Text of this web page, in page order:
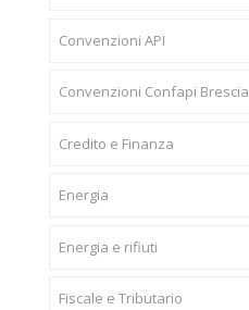
Convenzioni API
Convenzioni Confapi Brescia
Credito e Finanza
Energia
Energia e rifiuti
Fiscale e Tributario